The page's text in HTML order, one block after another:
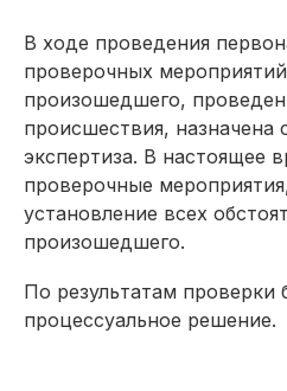
В ходе проведения
проверочных
произошедшего,
происшествия, назначена
экспертиза. В настоящее
проверочные
установление всех
произошедшего.
По результатам проверки
процессуальное решение.